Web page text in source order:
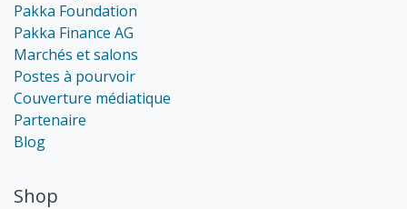
Pakka Foundation
Pakka Finance AG
Marchés et salons
Postes à pourvoir
Couverture médiatique
Partenaire
Blog
Shop